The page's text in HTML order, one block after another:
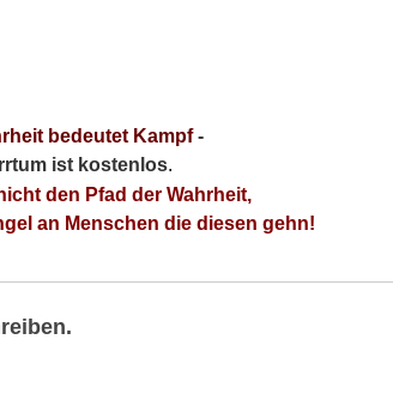
bedeutet Kampf-
Irrtum ist kostenlos.
den Pfad der Wahrheit,
an Menschen die diesen gehn!